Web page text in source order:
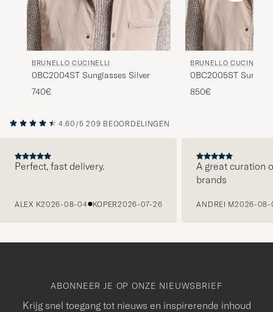
BRUNELLO CUCINELLI
0BC2004ST Sunglasses Silver
740€
BRUNELLO CUCINELLI
0BC2005ST
850€
4.60/5 209 BEOORDELINGEN
Perfect, fast delivery.
ALEX K2026-08-04 KOPER2026-07-26
A great curation
brands
ANDREI M2026-08-
ABONNEER JE OP ONZE NIEUWSBRIEF
Krijg snel toegang tot nieuws en inspirerende inhoud